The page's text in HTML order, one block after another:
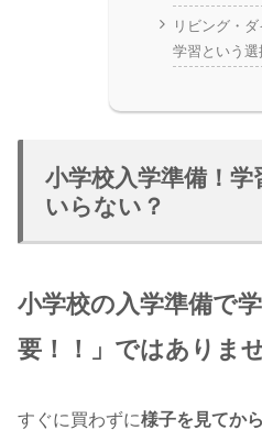
リビング・
学習という選
小学校入学準備！学
いらない？
小学校の入学準備で
要！！」ではありませ
すぐに買わずに様子を見てか